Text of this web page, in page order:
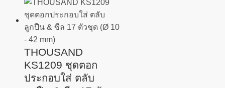
THOUSAND
KS1209 ชุดตอก
ประกอบใส่ ตลับ